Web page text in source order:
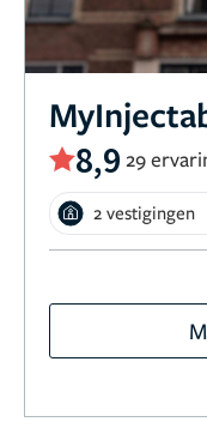
8,9 29
2 vestigingen